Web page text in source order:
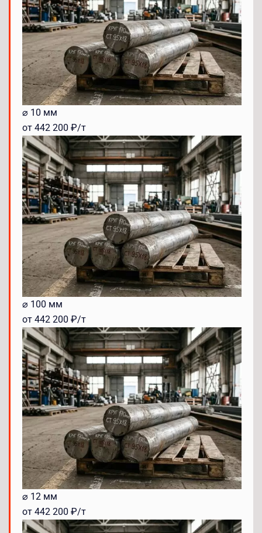
⌀ 10 мм
от 442 200 ₽/т
⌀ 100 мм
от 442 200 ₽/т
⌀ 12 мм
от 442 200 ₽/т